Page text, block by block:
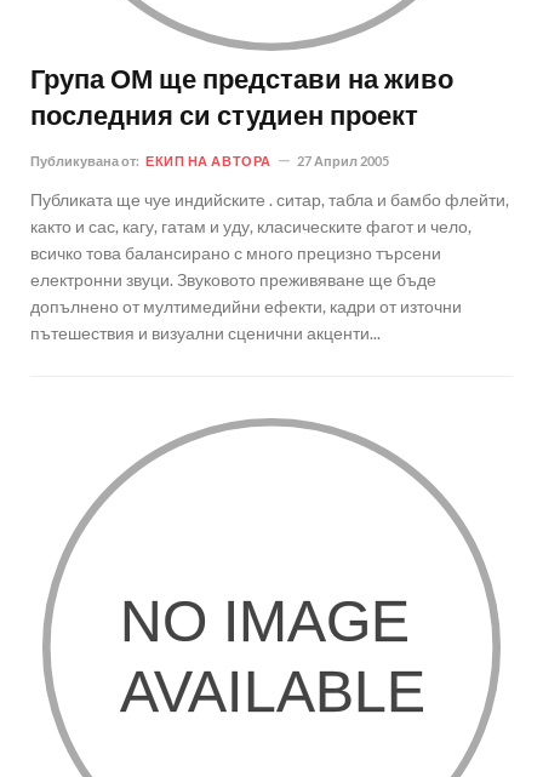
Група ОМ ще представи на живо
последния си студиен проект
Публикувана от: ЕКИП НА АВТОРА 27 Април 2005
Публиката ще чуе индийските . ситар, табла и бамбо флейти,
както и сас, кагу, гатам и уду, класическите фагот и чело,
всичко това балансирано с много прецизно търсени
електронни звуци. Звуковото преживяване ще бъде
допълнено от мултимедийни ефекти, кадри от източни
пътешествия и визуални сценични акценти...